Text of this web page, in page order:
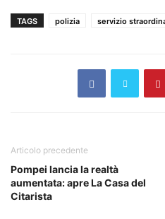
TAGS polizia servizio
Articolo precedente
Pompei lancia la realtà
aumentata: apre La Casa del
Citarista